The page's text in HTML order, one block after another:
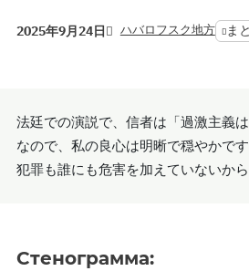
2025年9月24日 ハバロフスク地方 ま
法廷での演説で、信者は「過激主義
なので、私の良心は明晰で穏やかで
犯罪も誰にも危害を加えていないか
Стенограмма: